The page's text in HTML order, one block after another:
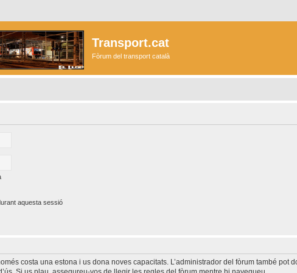
Transport.cat
Fòrum del transport català
aquesta sessió
costa una estona i us dona noves capacitats. L’administrador del fòrum també pot